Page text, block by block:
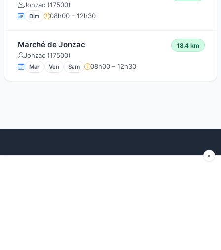
Jonzac (17500)
Dim 08h00 – 12h30
Marché de Jonzac
Jonzac (17500)
18.4 km
Mar Ven Sam 08h00 – 12h30
Explorer Blog